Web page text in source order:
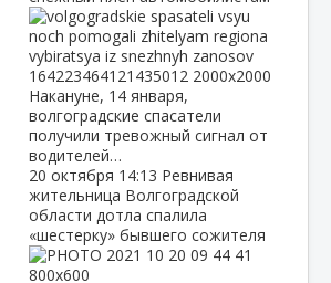
Накануне, 14 января,
волгоградские спасатели
получили тревожный сигнал от
водителей…
20 октября 14:13 Ревнивая
жительница Волгоградской
области дотла спалила
«шестерку» бывшего сожителя